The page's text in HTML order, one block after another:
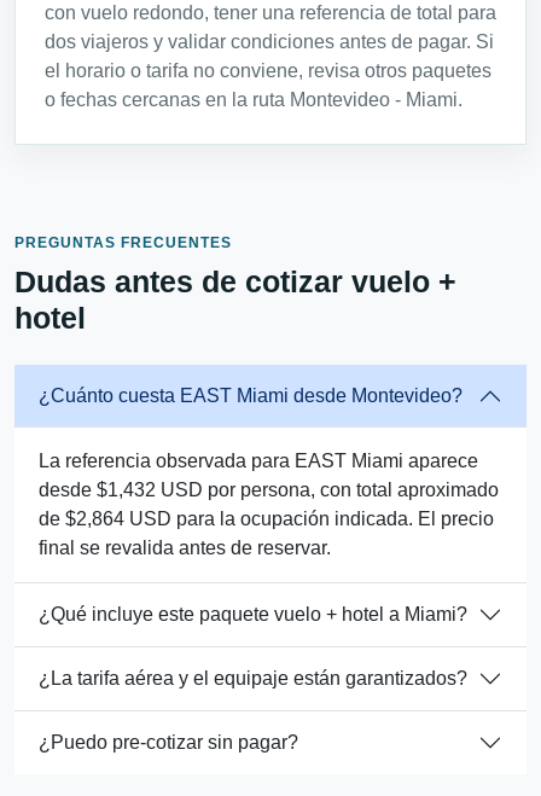
con vuelo redondo, tener una referencia de total para
dos viajeros y validar condiciones antes de pagar. Si
el horario o tarifa no conviene, revisa otros paquetes
o fechas cercanas en la ruta Montevideo - Miami.
PREGUNTAS FRECUENTES
Dudas antes de cotizar vuelo +
hotel
¿Cuánto cuesta EAST Miami desde Montevideo?
La referencia observada para EAST Miami aparece
desde $1,432 USD por persona, con total aproximado
de $2,864 USD para la ocupación indicada. El precio
final se revalida antes de reservar.
¿Qué incluye este paquete vuelo + hotel a Miami?
¿La tarifa aérea y el equipaje están garantizados?
¿Puedo pre-cotizar sin pagar?